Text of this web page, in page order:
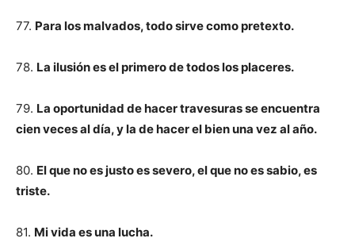
77. Para los malvados, todo sirve como pretexto.
78. La ilusión es el primero de todos los placeres.
79. La oportunidad de hacer travesuras se encuentra
cien veces al día, y la de hacer el bien una vez al año.
80. El que no es justo es severo, el que no es sabio, es
triste.
81. Mi vida es una lucha.